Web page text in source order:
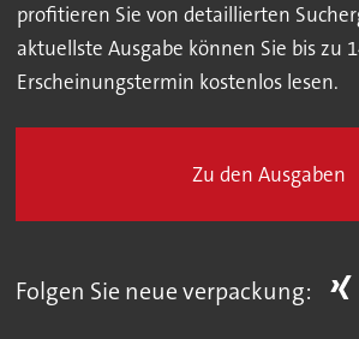
profitieren Sie von detaillierten
aktuellste Ausgabe können Sie bis zu
Erscheinungstermin kostenlos lesen.
Zu den Ausgaben
Folgen Sie neue verpackung: